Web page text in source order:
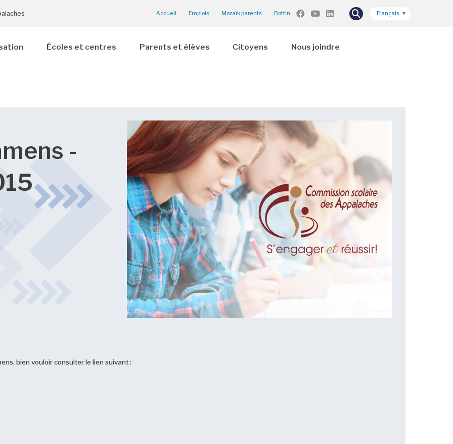
Accueil Emplois Mozaïk parents Bottin Français ▼
Écoles et centres Parents et élèves Citoyens Nous joindre
-
bien vouloir consulter le lien suivant :